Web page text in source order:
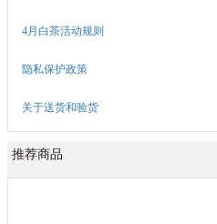
4月白茶活动规则
隐私保护政策
关于送货和验货
推荐商品